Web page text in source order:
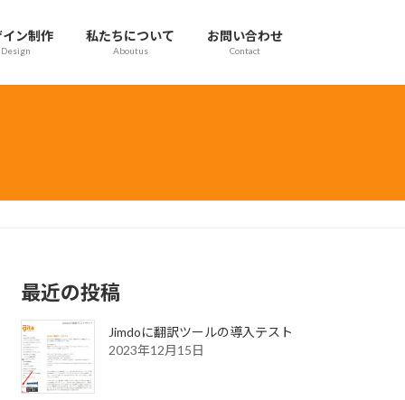
ン制作
Design
私たちについて
Aboutus
お問い合わせ
Contact
最近の投稿
Jimdoに翻訳ツールの導入テスト
2023年12月15日